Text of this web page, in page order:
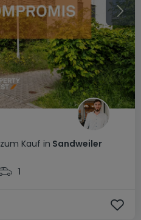
zum Kauf in Sandweiler
1